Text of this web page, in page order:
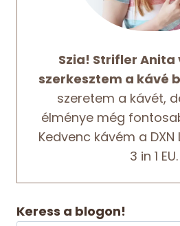
Szia! Strifler Anita
szerkesztem a kávé
szeretem a kávét,
élménye még
Kedvenc kávém a
3 in 1 EU.
Keress a blogon!